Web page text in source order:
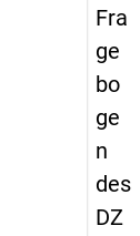
Fra
ge
bo
ge
n
des
DZ